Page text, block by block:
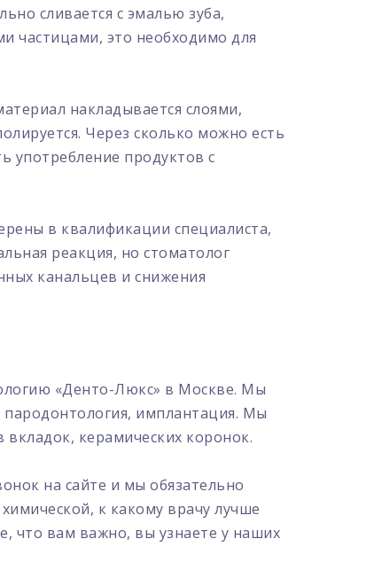
сливается с эмалью зуба,
частицами, это необходимо для
накладывается слоями,
Через сколько можно есть
употребление продуктов с
в квалификации специалиста,
реакция, но стоматолог
канальцев и снижения
«Денто-Люкс» в Москве. Мы
пародонтология, имплантация. Мы
керамических коронок.
на сайте и мы обязательно
к какому врачу лучше
что вам важно, вы узнаете у наших